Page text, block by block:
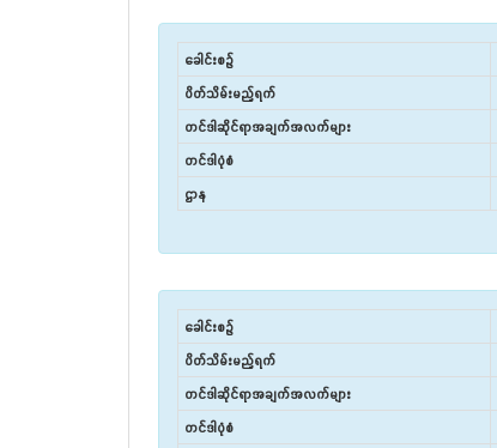
ခေါင်းစဉ်
ပိတ်သိမ်းမည့်ရက်
တင်ဒါဆိုင်ရာအချက်အလက်များ
တင်ဒါပုံစံ
ဌာန
ခေါင်းစဉ်
ပိတ်သိမ်းမည့်ရက်
တင်ဒါဆိုင်ရာအချက်အလက်များ
တင်ဒါပုံစံ